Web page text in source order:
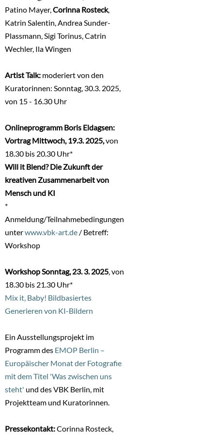
Patino Mayer,Corinna Rosteck,
Katrin Salentin, Andrea Sunder-
Plassmann, Sigi Torinus, Catrin
Wechler, Ila Wingen
Artist Talk: moderiert von den
Kuratorinnen: Sonntag, 30.3. 2025,
von 15 - 16.30 Uhr
Onlineprogramm Boris Eldagsen:
Vortrag Mittwoch, 19.3. 2025,von
18.30 bis 20.30 Uhr*
Will it Blend? Die Zukunft der
kreativen Zusammenarbeit von
Mensch und KI
*
Anmeldung/Teilnahmebedingungen
unterwww.vbk-art.de / Betreff:
Workshop
Workshop Sonntag, 23. 3. 2025, von
18.30 bis 21.30 Uhr*
Mix it, Baby! Bildbasiertes
Generieren von KI-Bildern
Ein Ausstellungsprojekt im
Programm des EMOP Berlin –
Europäischer Monat der Fotografie
mit dem Titel 'Was zwischen uns
steht' und des VBK Berlin, mit
Projektteam und Kuratorinnen.
Pressekontakt:Corinna Rosteck,